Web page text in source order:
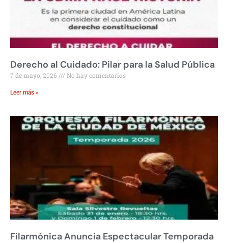
Derecho al Cuidado: Pilar para la Salud Pública
7 de mayo, 2026 No hay comentarios
Leer más »
Filarmónica Anuncia Espectacular Temporada